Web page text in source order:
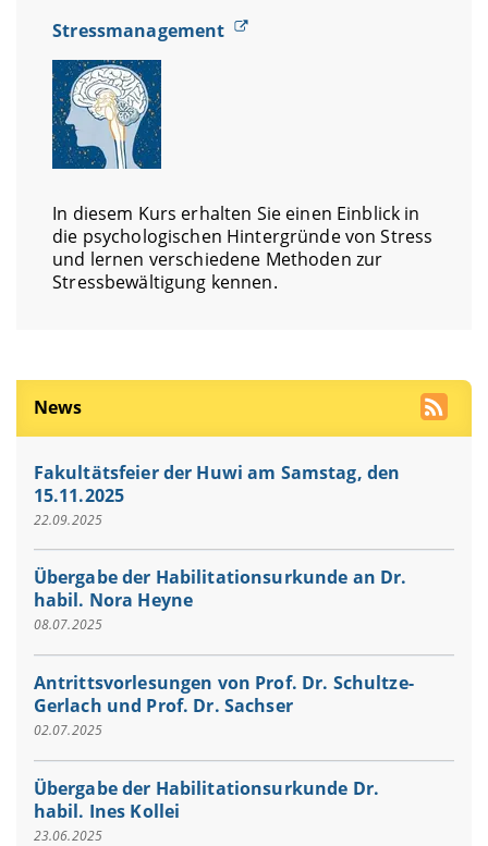
Stressmanagement
In diesem Kurs erhalten Sie einen Einblick in
die psychologischen Hintergründe von Stress
und lernen verschiedene Methoden zur
Stressbewältigung kennen.
News
Fakultätsfeier der Huwi am Samstag, den
15.11.2025
22.09.2025
Übergabe der Habilitationsurkunde an Dr.
habil. Nora Heyne
08.07.2025
Antrittsvorlesungen von Prof. Dr. Schultze-
Gerlach und Prof. Dr. Sachser
02.07.2025
Übergabe der Habilitationsurkunde Dr.
habil. Ines Kollei
23.06.2025